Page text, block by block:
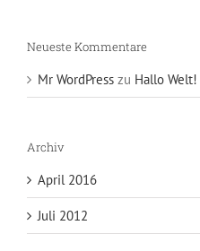
Neueste Kommentare
Mr WordPress zu Hallo Welt!
Archiv
April 2016
Juli 2012